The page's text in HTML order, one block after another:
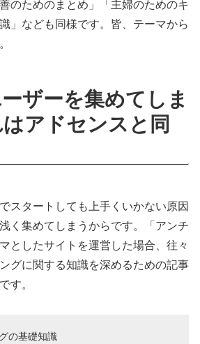
のためのまとめ」「主婦のためのキ
」なども同様です。皆、テーマから
ザーを集めてしま
アドセンスと同
スタートしても上手くいかない原因
く集めてしまうからです。「アンチ
としたサイトを運営した場合、往々
グに関する知識を深めるための記事
す。
の基礎知識